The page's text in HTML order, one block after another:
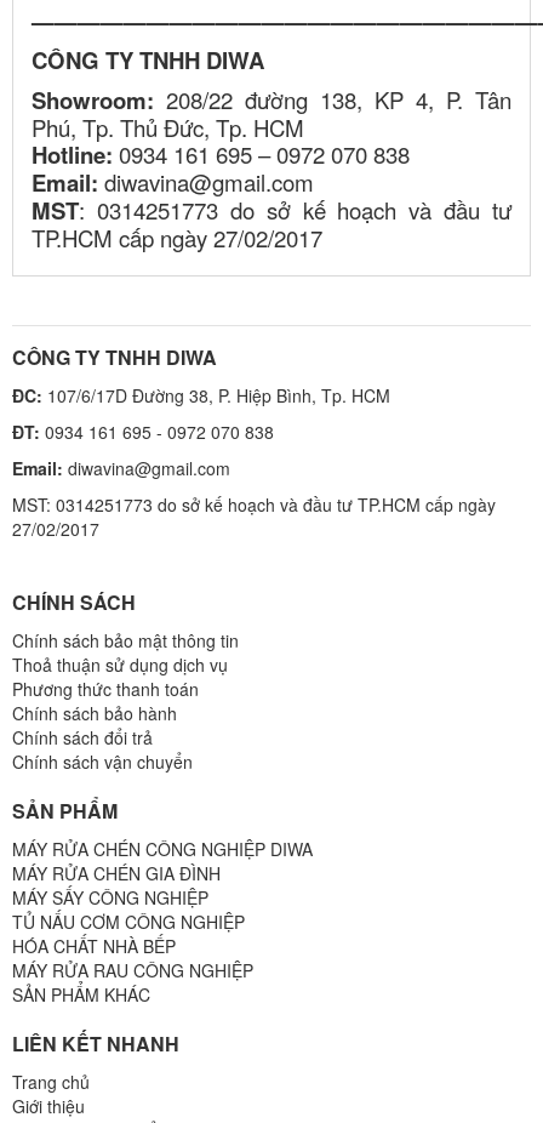
CÔNG TY TNHH DIWA
Showroom: 208/22 đường 138, KP 4, P. Tân
Phú, Tp. Thủ Đức, Tp. HCM
Hotline: 0934 161 695 – 0972 070 838
Email: diwavina@gmail.com
MST: 0314251773 do sở kế hoạch và đầu tư
TP.HCM cấp ngày 27/02/2017
CÔNG TY TNHH DIWA
ĐC: 107/6/17D Đường 38, P. Hiệp Bình, Tp. HCM
ĐT: 0934 161 695 - 0972 070 838
Email: diwavina@gmail.com
MST: 0314251773 do sở kế hoạch và đầu tư TP.HCM cấp ngày
27/02/2017
CHÍNH SÁCH
Chính sách bảo mật thông tin
Thoả thuận sử dụng dịch vụ
Phương thức thanh toán
Chính sách bảo hành
Chính sách đổi trả
Chính sách vận chuyển
SẢN PHẨM
MÁY RỬA CHÉN CÔNG NGHIỆP DIWA
MÁY RỬA CHÉN GIA ĐÌNH
MÁY SẤY CÔNG NGHIỆP
TỦ NẤU CƠM CÔNG NGHIỆP
HÓA CHẤT NHÀ BẾP
MÁY RỬA RAU CÔNG NGHIỆP
SẢN PHẨM KHÁC
LIÊN KẾT NHANH
Trang chủ
Giới thiệu